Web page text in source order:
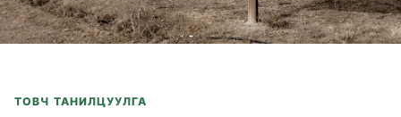
ТОВЧ ТАНИЛЦУУЛГА